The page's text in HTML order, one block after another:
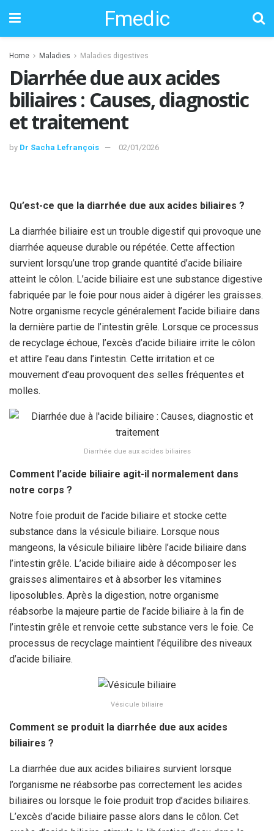
Fmedic
Home Maladies Maladies digestives
Diarrhée due aux acides
biliaires : Causes, diagnostic
et traitement
by Dr Sacha Lefrançois 02/01/2026
Qu’est-ce que la diarrhée due aux acides biliaires ?
La diarrhée biliaire est un trouble digestif qui provoque une
diarrhée aqueuse durable ou répétée. Cette affection
survient lorsqu’une trop grande quantité d’acide biliaire
atteint le côlon. L’acide biliaire est une substance digestive
fabriquée par le foie pour nous aider à digérer les graisses.
Notre organisme recycle généralement l’acide biliaire dans
la dernière partie de l’intestin grêle. Lorsque ce processus
de recyclage échoue, l’excès d’acide biliaire irrite le côlon
et attire l’eau dans l’intestin. Cette irritation et ce
mouvement d’eau provoquent des selles fréquentes et
molles.
Diarrhée due aux acides biliaires
Comment l’acide biliaire agit-il normalement dans
notre corps ?
Notre foie produit de l’acide biliaire et stocke cette
substance dans la vésicule biliaire. Lorsque nous
mangeons, la vésicule biliaire libère l’acide biliaire dans
l’intestin grêle. L’acide biliaire aide à décomposer les
graisses alimentaires et à absorber les vitamines
liposolubles. Après la digestion, notre organisme
réabsorbe la majeure partie de l’acide biliaire à la fin de
l’intestin grêle et renvoie cette substance vers le foie. Ce
processus de recyclage maintient l’équilibre des niveaux
d’acide biliaire.
Vésicule biliaire
Comment se produit la diarrhée due aux acides
biliaires ?
La diarrhée due aux acides biliaires survient lorsque
l’organisme ne réabsorbe pas correctement les acides
biliaires ou lorsque le foie produit trop d’acides biliaires.
L’excès d’acide biliaire passe alors dans le côlon. Cet